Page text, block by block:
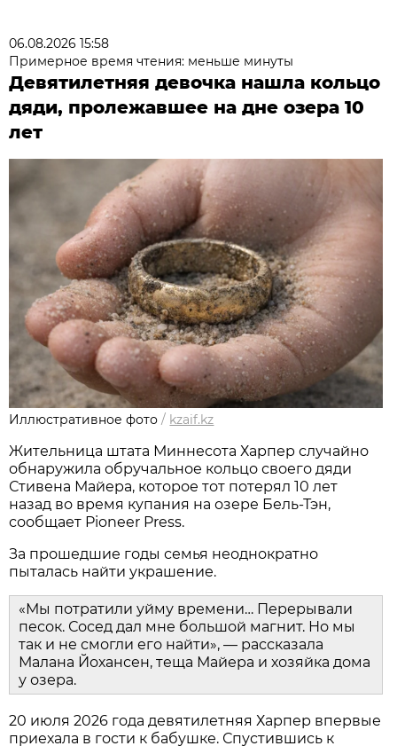
06.08.2026 15:58
Примерное время чтения: меньше минуты
Девятилетняя девочка нашла кольцо
дяди, пролежавшее на дне озера 10
лет
Иллюстративное фото / kzaif.kz
Жительница штата Миннесота Харпер случайно
обнаружила обручальное кольцо своего дяди
Стивена Майера, которое тот потерял 10 лет
назад во время купания на озере Бель-Тэн,
сообщает Pioneer Press.
За прошедшие годы семья неоднократно
пыталась найти украшение.
«Мы потратили уйму времени… Перерывали
песок. Сосед дал мне большой магнит. Но мы
так и не смогли его найти», — рассказала
Малана Йохансен, теща Майера и хозяйка дома
у озера.
20 июля 2026 года девятилетняя Харпер впервые
приехала в гости к бабушке. Спустившись к